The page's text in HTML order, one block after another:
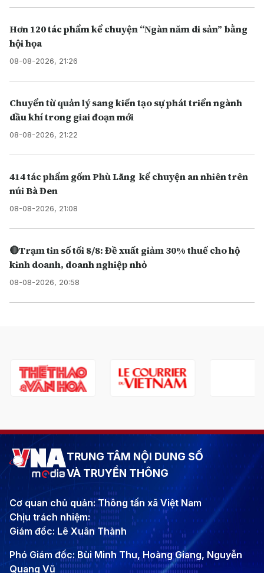
Hơn 120 tác phẩm kể chuyện “Ngàn năm di sản” bằng
hội họa
08-08-2026, 21:26
Chuyển từ quản lý sang kiến tạo sự phát triển ngành
dầu khí trong giai đoạn mới
08-08-2026, 21:22
414 tác phẩm gốm Phù Lãng kể chuyện an nhiên trên
núi Bà Đen
08-08-2026, 21:08
🔴Trạm tin số tối 8/8: Đề xuất giảm 30% thuế cho hộ
kinh doanh, doanh nghiệp nhỏ
08-08-2026, 20:58
TRUNG TÂM NỘI DUNG SỐ
VÀ TRUYỀN THÔNG
Cơ quan chủ quản: Thông tấn xã Việt Nam
Chịu trách nhiệm:
Giám đốc: Lê Xuân Thành
Phó Giám đốc: Bùi Minh Thu, Hoàng Giang, Nguyễn
Quang Vũ